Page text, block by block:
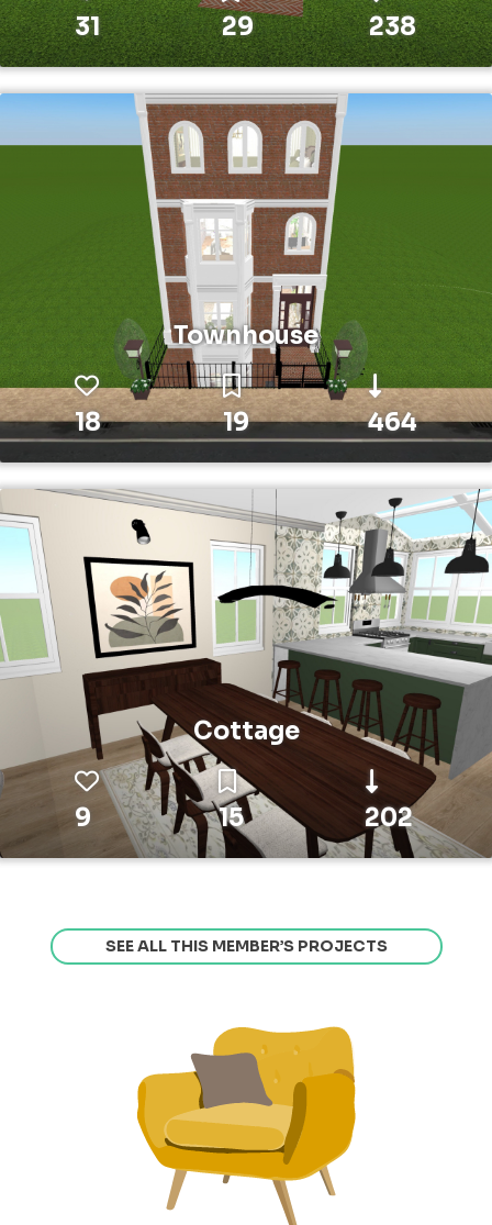
31 29 238
Townhouse
18 19 464
Cottage
9 15 202
SEE ALL THIS MEMBER’S PROJECTS